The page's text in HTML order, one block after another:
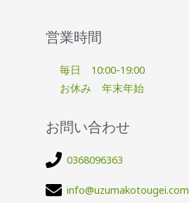
営業時間
毎日 10:00-19:00
お休み 年末年始
お問い合わせ
0368096363
info@uzumakotougei.com